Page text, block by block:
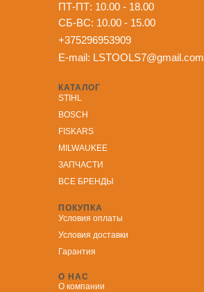
КАТАЛОГ
STIHL
BOSCH
FISKARS
MILWAUKEE
ЗАПЧАСТИ
ВСЕ БРЕНДЫ
ПОКУПКА
Условия оплаты
Условия доставки
Гарантия
О НАС
О компании
ПТ-ПТ: 10.00 - 18.00
СБ-ВС: 10.00 - 15.00
+375296953909
E-mail: LSTOOLS7@gmail.com